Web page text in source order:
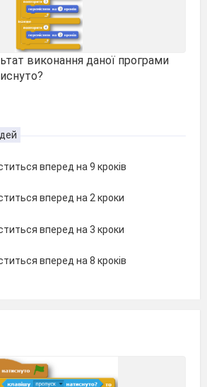
виконання даної програми
вперед на 9 кроків
вперед на 2 кроки
вперед на 3 кроки
вперед на 8 кроків